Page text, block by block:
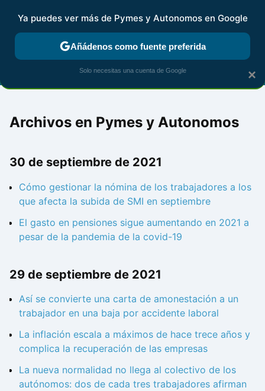
FISCALIDAD Y CONTABILIDAD KIT DIGITAL RENTA
Archivos en Pymes y Autonomos
30 de septiembre de 2021
Cómo gestionar la nómina de los trabajadores a los
que afecta la subida de SMI en septiembre
El gasto en pensiones sigue aumentando en 2021 a
pesar de la pandemia de la covid-19
29 de septiembre de 2021
Así se convierte una carta de amonestación a un
trabajador en una baja por accidente laboral
La inflación escala a máximos de hace trece años y
complica la recuperación de las empresas
La nueva normalidad no llega al colectivo de los
autónomos: dos de cada tres trabajadores afirman
×
Ya puedes ver más de Pymes y Autonomos en Google
Añádenos como fuente preferida
Solo necesitas una cuenta de Google